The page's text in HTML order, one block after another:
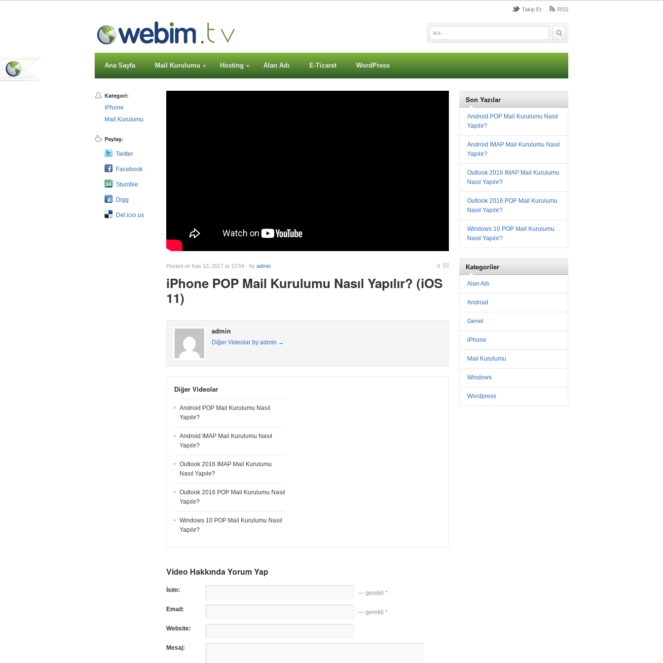
Takip Et RSS
Ana Sayfa Mail Kurulumu Hosting Alan Adı E-Ticaret WordPress
Kategori:
iPhone
Mail Kurulumu
Paylaş:
Twitter
Facebook
Stumble
Digg
Del.icio.us
Posted on Kas 13, 2017 at 13:54 · by admin 0
iPhone POP Mail Kurulumu Nasıl Yapılır? (iOS
11)
admin
Diğer Videolar by admin →
Diğer Videolar
Android POP Mail Kurulumu Nasıl
Yapılır?
Android IMAP Mail Kurulumu Nasıl
Yapılır?
Outlook 2016 IMAP Mail Kurulumu
Nasıl Yapılır?
Outlook 2016 POP Mail Kurulumu Nasıl
Yapılır?
Windows 10 POP Mail Kurulumu Nasıl
Yapılır?
Video Hakkında Yorum Yap
İsim: — gerekli *
Email: — gerekli *
Website:
Mesaj:
Son Yazılar
Android POP Mail Kurulumu Nasıl
Yapılır?
Android IMAP Mail Kurulumu Nasıl
Yapılır?
Outlook 2016 IMAP Mail Kurulumu
Nasıl Yapılır?
Outlook 2016 POP Mail Kurulumu
Nasıl Yapılır?
Windows 10 POP Mail Kurulumu
Nasıl Yapılır?
Kategoriler
Alan Adı
Android
Genel
iPhone
Mail Kurulumu
Windows
Wordpress